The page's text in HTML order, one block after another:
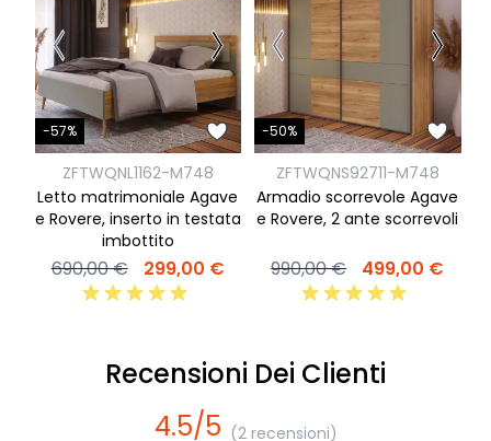
-57%
ZFTWQNL1162-M748
Letto matrimoniale Agave
e Rovere, inserto in testata
imbottito
690,00 € 299,00 €
-50%
ZFTWQNS92711-M748
Armadio scorrevole Agave
e Rovere, 2 ante scorrevoli
990,00 € 499,00 €
Recensioni Dei Clienti
4.5/5 (2 recensioni)